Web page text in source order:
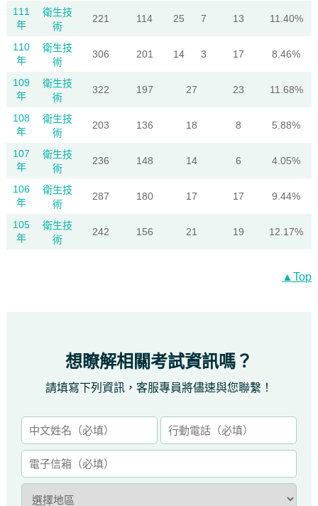
111
年
衛生技
術
221 114 25 7 13 11.40%
110
年
衛生技
術
306 201 14 3 17 8.46%
109
年
衛生技
術
322 197 27 23 11.68%
108
年
衛生技
術
203 136 18 8 5.88%
107
年
衛生技
術
236 148 14 6 4.05%
106
年
衛生技
術
287 180 17 17 9.44%
105
年
衛生技
術
242 156 21 19 12.17%
▲Top
想瞭解相關考試資訊嗎？
請填寫下列資訊，客服專員將儘速與您聯繫！